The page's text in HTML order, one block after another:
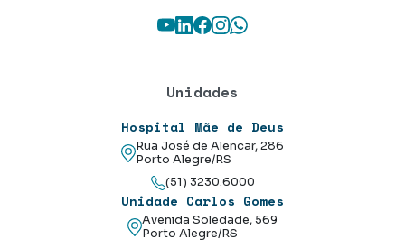
Youtube
LinkedIn
Facebook
Instagram
WhatsApp
Unidades
Hospital Mãe de Deus
Rua José de Alencar, 286
Porto Alegre/RS
(51) 3230.6000
Unidade Carlos Gomes
Avenida Soledade, 569
Porto Alegre/RS